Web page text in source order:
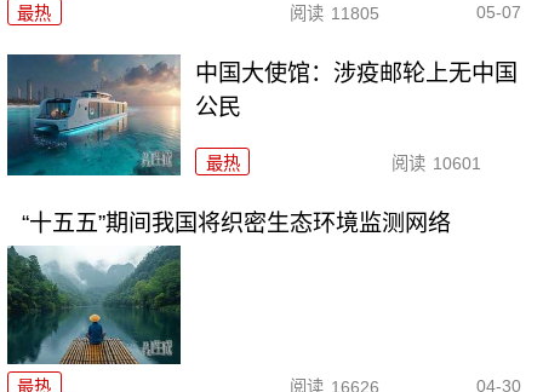
最热 阅读 11805 05-07
中国大使馆：涉疫邮轮上无中国
公民
最热 阅读 10601
“十五五”期间我国将织密生态环境监测网络
最热 阅读 16626 04-30